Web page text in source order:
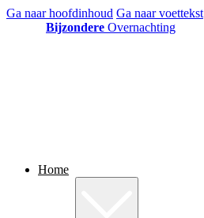
Ga naar hoofdinhoud Ga naar voettekst
Bijzondere Overnachting
Home